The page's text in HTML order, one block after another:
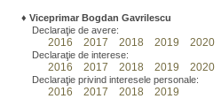
♦ Viceprimar Bogdan Gavrilescu
Declaraţie de avere:
2016 2017 2018 2019 2020
Declaraţie de interese:
2016 2017 2018 2019 2020
Declaraţie privind interesele personale:
2016 2017 2018 2019